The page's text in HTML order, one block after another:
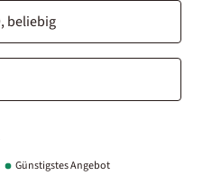
Günstigstes Angebot